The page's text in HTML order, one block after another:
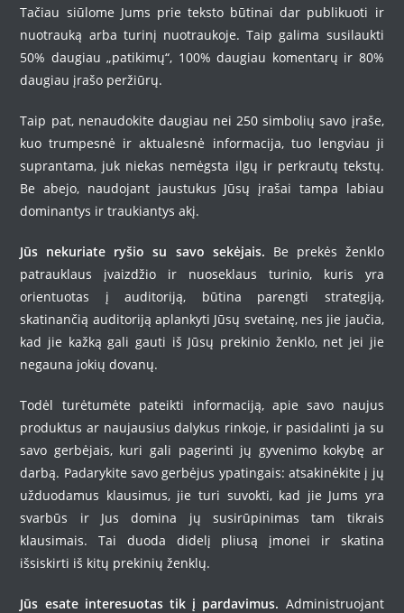
Tačiau siūlome Jums prie teksto būtinai dar publikuoti ir
nuotrauką arba turinį nuotraukoje. Taip galima susilaukti
50% daugiau „patikimų“, 100% daugiau komentarų ir 80%
daugiau įrašo peržiūrų.
Taip pat, nenaudokite daugiau nei 250 simbolių savo įraše,
kuo trumpesnė ir aktualesnė informacija, tuo lengviau ji
suprantama, juk niekas nemėgsta ilgų ir perkrautų tekstų.
Be abejo, naudojant jaustukus Jūsų įrašai tampa labiau
dominantys ir traukiantys akį.
Jūs nekuriate ryšio su savo sekėjais. Be prekės ženklo
patrauklaus įvaizdžio ir nuoseklaus turinio, kuris yra
orientuotas į auditoriją, būtina parengti strategiją,
skatinančią auditoriją aplankyti Jūsų svetainę, nes jie jaučia,
kad jie kažką gali gauti iš Jūsų prekinio ženklo, net jei jie
negauna jokių dovanų.
Todėl turėtumėte pateikti informaciją, apie savo naujus
produktus ar naujausius dalykus rinkoje, ir pasidalinti ja su
savo gerbėjais, kuri gali pagerinti jų gyvenimo kokybę ar
darbą. Padarykite savo gerbėjus ypatingais: atsakinėkite į jų
užduodamus klausimus, jie turi suvokti, kad jie Jums yra
svarbūs ir Jus domina jų susirūpinimas tam tikrais
klausimais. Tai duoda didelį pliusą įmonei ir skatina
išsiskirti iš kitų prekinių ženklų.
Jūs esate interesuotas tik į pardavimus. Administruojant